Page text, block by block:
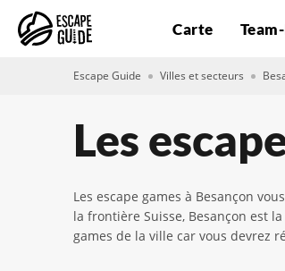
Carte
Escape Guide Villes et secteurs
Les
Les escape games à Besançon
la frontière Suisse, Besançon est
games de la ville car vous devrez